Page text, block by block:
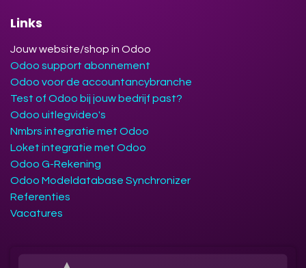
Links
Jouw website/shop in Odoo
Odoo support abonnement
Odoo voor de accountancybranche
Test of Odoo bij jouw bedrijf past?
Odoo uitlegvideo's
Nmbrs integratie met Odoo
Loket integratie met Odoo
Odoo G-Rekening
Odoo Modeldatabase Synchronizer
Referenties
Vacatures